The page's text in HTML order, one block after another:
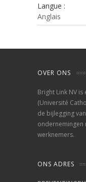
Langue :
Anglais
OVER ONS
Bright Link NV
(Université
de bijlegging
ondernemingen
werknemers.
ONS ADRES